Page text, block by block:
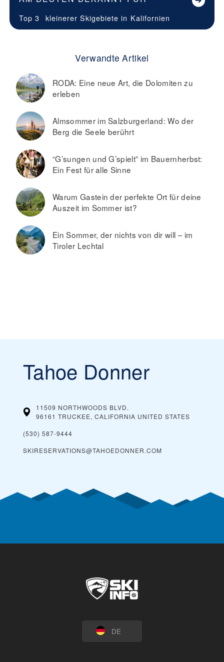
Top 3 kleinerer Skigebiete in Kalifornien
Verwandte Artikel
RODA: Eine neue Art, die Dolomiten zu
erleben
Almsommer im Salzburgerland: Wo der
Berg die Seele berührt
“G’sungen und G’spielt” im Bauernherbst:
Ein Fest für alle Sinne
Warum Gastein der perfekte Ort für deine
Auszeit im Sommer ist?
Ein Sommer, der nichts von dir will – im
Tiroler Lechtal
Tahoe Donner
11509 NORTHWOODS BLVD.
96161 TRUCKEE, CALIFORNIA UNITED STATES
(530) 587-9444
SKIRESERVATIONS@TAHOEDONNER.COM
DE